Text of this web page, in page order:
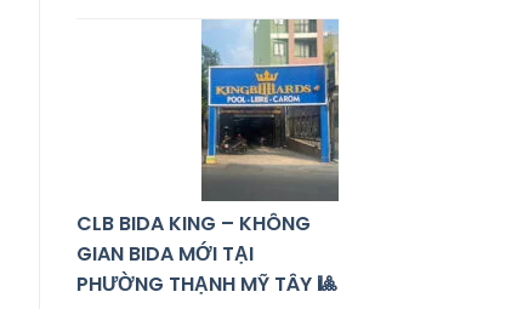
CLB BIDA KING – KHÔNG
GIAN BIDA MỚI TẠI
PHƯỜNG THẠNH MỸ TÂY 🎱